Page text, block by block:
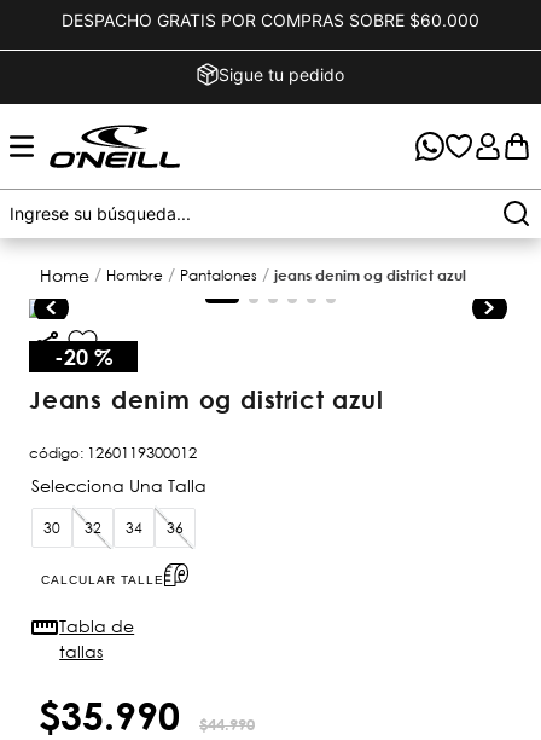
DESPACHO GRATIS POR COMPRAS SOBRE $60.000
Sigue tu pedido
hombre pantalones jeans denim og district azul
-20 %
jeans denim og district azul
código: 1260119300012
30 32 34 36
CALCULAR TALLE
Tabla de
tallas
$35.990 $44.990